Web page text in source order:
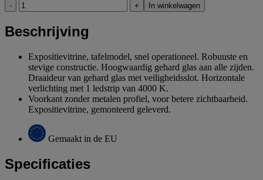
- + In winkelwagen
Beschrijving
Expositievitrine, tafelmodel, snel operationeel. Robuuste en
stevige constructie. Hoogwaardig gehard glas aan alle zijden.
Draaideur van gehard glas met veiligheidsslot. Horizontale
verlichting met 1 ledstrip van 4000 K.
Voorkant zonder metalen profiel, voor betere zichtbaarheid.
Expositievitrine, gemonteerd geleverd.
Gemaakt in de EU
Specificaties